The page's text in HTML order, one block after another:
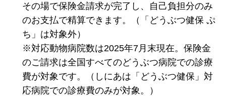
その場で保険金請求が完了し、自己負担分のみ
のお支払で精算できます。（「どうぶつ健保 ぷ
ち」は対象外）
※対応動物病院数は2025年7月末現在。保険金
のご請求は全国すべてのどうぶつ病院での診療
費が対象です。（しにあは「どうぶつ健保」対
応病院での診療費のみが対象。）